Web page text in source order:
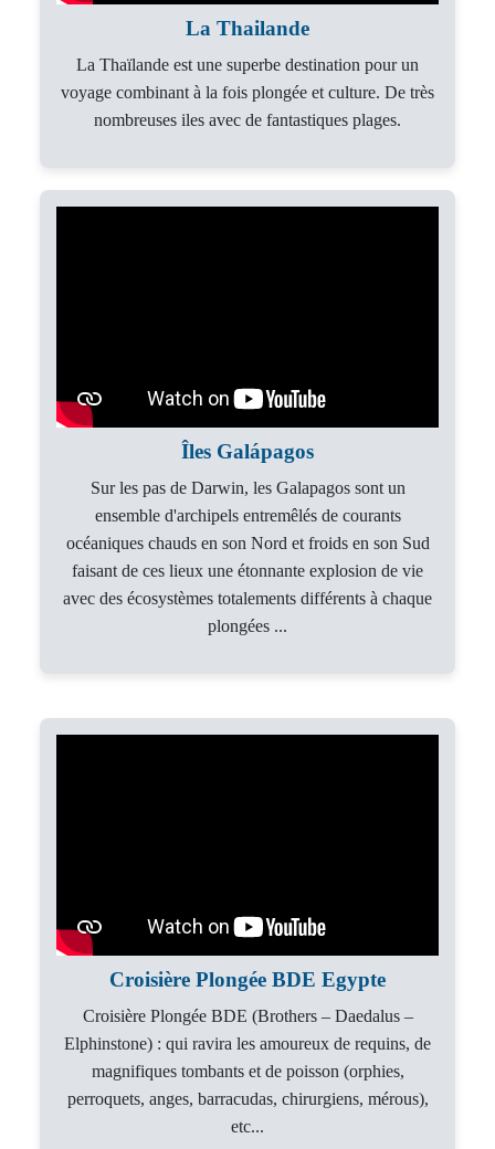
La Thailande
La Thaïlande est une superbe destination pour un
voyage combinant à la fois plongée et culture. De très
nombreuses iles avec de fantastiques plages.
Îles Galápagos
Sur les pas de Darwin, les Galapagos sont un
ensemble d'archipels entremêlés de courants
océaniques chauds en son Nord et froids en son Sud
faisant de ces lieux une étonnante explosion de vie
avec des écosystèmes totalements différents à chaque
plongées ...
Croisière Plongée BDE Egypte
Croisière Plongée BDE (Brothers – Daedalus –
Elphinstone) : qui ravira les amoureux de requins, de
magnifiques tombants et de poisson (orphies,
perroquets, anges, barracudas, chirurgiens, mérous),
etc...